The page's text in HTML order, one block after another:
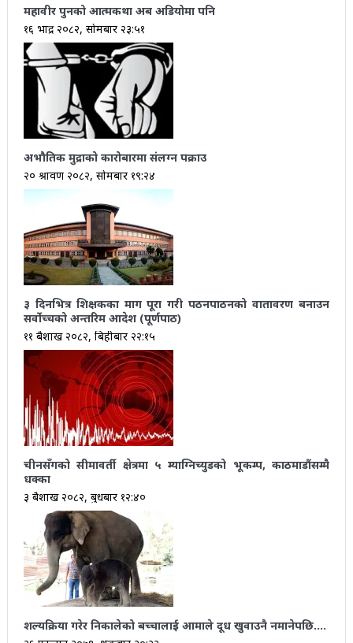
महावीर पुनको आत्मकथा अब अडियोमा पनि
१६ भाद्र २०८२, सोमबार २३:५१
अभौतिक मुद्राको कारोबारमा संलग्न पक्राउ
२० श्रावण २०८२, सोमबार १९:२४
३ दिनभित्र शिक्षकका माग पूरा गरी पठनपाठनको वातावरण बनाउन
सर्वोच्चको अन्तरिम आदेश (पूर्णपाठ)
११ बैशाख २०८२, बिहीबार २२:१५
चीनसँगको सीमावर्ती क्षेत्रमा ५ म्याग्निच्युडको भूकम्प, काठमाडौंसम्मै
धक्का
३ बैशाख २०८२, बुधबार १२:४०
शल्यक्रिया गरेर निकालेको बच्चालाई आमाले दूध खुवाउनै नमानेपछि….